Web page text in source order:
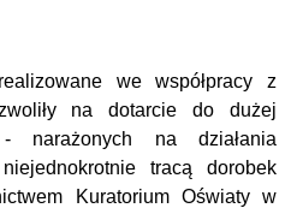
we współpracy z
na dotarcie do dużej
narażonych na działania
tracą dorobek
Kuratorium Oświaty w